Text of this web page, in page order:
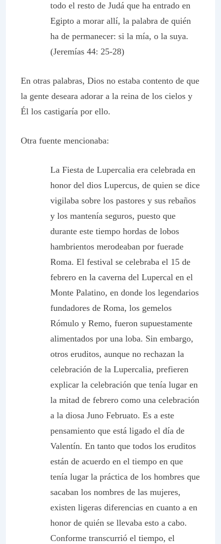
todo el resto de Judá que ha entrado en
Egipto a morar allí, la palabra de quién
ha de permanecer: si la mía, o la suya.
(Jeremías 44: 25-28)
En otras palabras, Dios no estaba contento de que
la gente deseara adorar a la reina de los cielos y
Él los castigaría por ello.
Otra fuente mencionaba:
La Fiesta de Lupercalia era celebrada en
honor del dios Lupercus, de quien se dice
vigilaba sobre los pastores y sus rebaños
y los mantenía seguros, puesto que
durante este tiempo hordas de lobos
hambrientos merodeaban por fuerade
Roma. El festival se celebraba el 15 de
febrero en la caverna del Lupercal en el
Monte Palatino, en donde los legendarios
fundadores de Roma, los gemelos
Rómulo y Remo, fueron supuestamente
alimentados por una loba. Sin embargo,
otros eruditos, aunque no rechazan la
celebración de la Lupercalia, prefieren
explicar la celebración que tenía lugar en
la mitad de febrero como una celebración
a la diosa Juno Februato. Es a este
pensamiento que está ligado el día de
Valentín. En tanto que todos los eruditos
están de acuerdo en el tiempo en que
tenía lugar la práctica de los hombres que
sacaban los nombres de las mujeres,
existen ligeras diferencias en cuanto a en
honor de quién se llevaba esto a cabo.
Conforme transcurrió el tiempo, el